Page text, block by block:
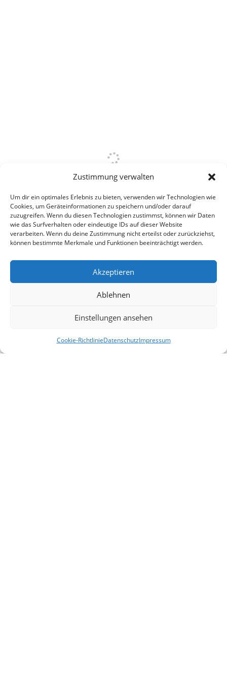
Zustimmung verwalten
Um dir ein optimales Erlebnis zu bieten, verwenden wir Technologien wie
Cookies, um Geräteinformationen zu speichern und/oder darauf
zuzugreifen. Wenn du diesen Technologien zustimmst, können wir Daten
wie das Surfverhalten oder eindeutige IDs auf dieser Website
verarbeiten. Wenn du deine Zustimmung nicht erteilst oder zurückziehst,
können bestimmte Merkmale und Funktionen beeinträchtigt werden.
Akzeptieren
Ablehnen
Einstellungen ansehen
Cookie-RichtlinieDatenschutzImpressum